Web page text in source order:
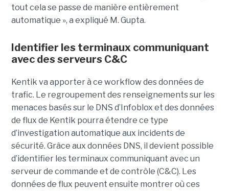
tout cela se passe de manière entièrement
automatique », a expliqué M. Gupta.
Identifier les terminaux communiquant
avec des serveurs C&C
Kentik va apporter à ce workflow des données de
trafic. Le regroupement des renseignements sur les
menaces basés sur le DNS d’Infoblox et des données
de flux de Kentik pourra étendre ce type
d’investigation automatique aux incidents de
sécurité. Grâce aux données DNS, il devient possible
d’identifier les terminaux communiquant avec un
serveur de commande et de contrôle (C&C). Les
données de flux peuvent ensuite montrer où ces